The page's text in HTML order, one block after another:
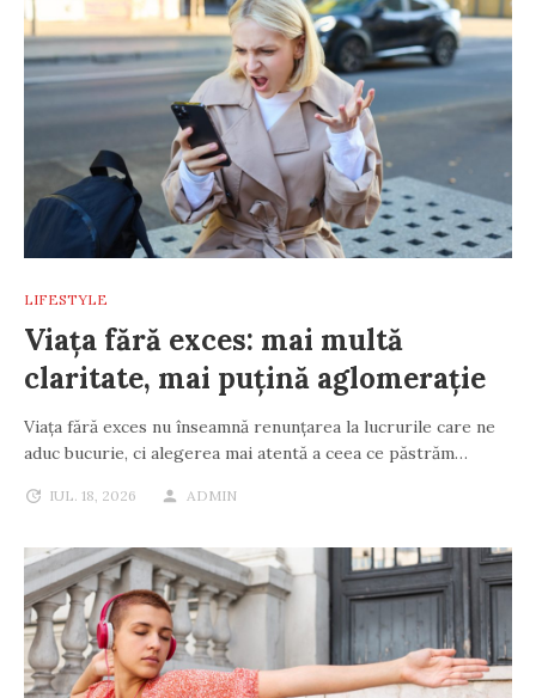
LIFESTYLE
Viața fără exces: mai multă
claritate, mai puțină aglomerație
Viața fără exces nu înseamnă renunțarea la lucrurile care ne
aduc bucurie, ci alegerea mai atentă a ceea ce păstrăm…
IUL. 18, 2026 ADMIN